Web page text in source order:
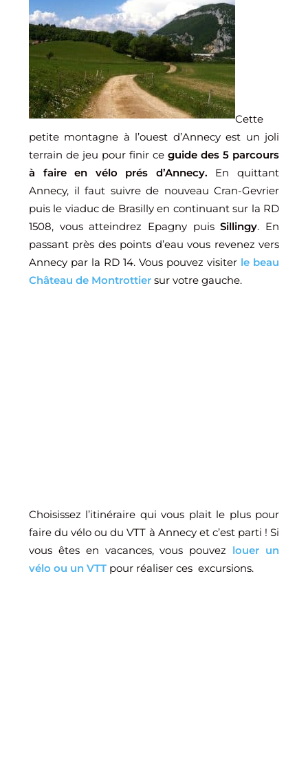
Cette
petite montagne à l’ouest d’Annecy est un joli
terrain de jeu pour finir ce guide des 5 parcours
à faire en vélo prés d’Annecy. En quittant
Annecy, il faut suivre de nouveau Cran-Gevrier
puis le viaduc de Brasilly en continuant sur la RD
1508, vous atteindrez Epagny puisSillingy. En
passant près des points d’eau vous revenez vers
Annecy par la RD 14. Vous pouvez visiter le beau
Château de Montrottier sur votre gauche.
Choisissez l’itinéraire qui vous plait le plus pour
faire du vélo ou du VTT à Annecy et c’est parti ! Si
vous êtes en vacances, vous pouvez louer un
vélo ou un VTT pour réaliser ces excursions.